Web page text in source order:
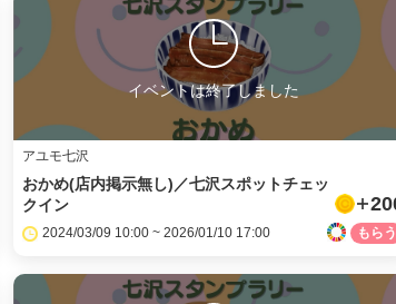
イベントは終了しました
アユモ七沢
おかめ(店内掲示無し)／七沢スポットチェッ
クイン
2024/03/09 10:00 ~ 2026/01/10 17:00